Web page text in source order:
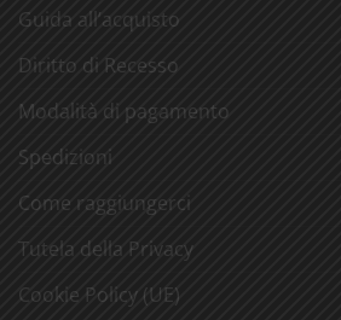
Guida all’acquisto
Diritto di Recesso
Modalità di pagamento
Spedizioni
Come raggiungerci
Tutela della Privacy
Cookie Policy (UE)